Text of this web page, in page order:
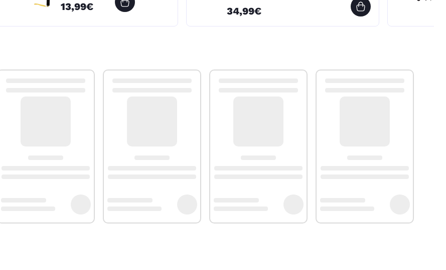
13,99€ 34,99€